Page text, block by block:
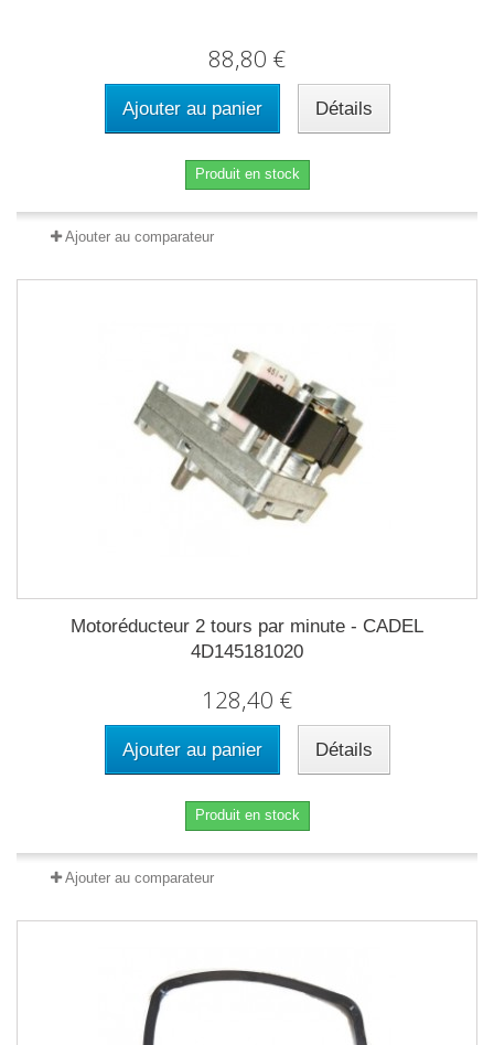
88,80 €
Ajouter au panier Détails
Produit en stock
Ajouter au comparateur
Motoréducteur 2 tours par minute - CADEL
4D145181020
128,40 €
Ajouter au panier Détails
Produit en stock
Ajouter au comparateur